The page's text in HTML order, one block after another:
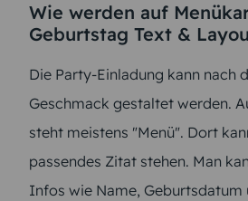
Wie werden auf
Geburtstag Text &
Die Party-Einladung kann nach
Geschmack gestaltet werden.
steht meistens "Menü". Dort
passendes Zitat stehen. Man
Infos wie Name, Geburtsdatum